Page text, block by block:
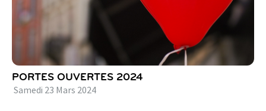
PORTES OUVERTES 2024
Samedi 23 Mars 2024